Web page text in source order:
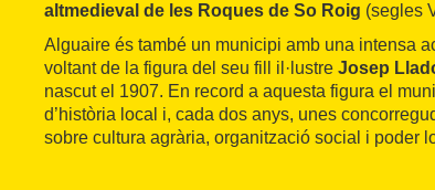
altmedieval de les Roques de So Roig (segles
Alguaire és també un municipi amb una intensa
voltant de la figura del seu fill il·lustre Josep
nascut el 1907. En record a aquesta figura el
d’història local i, cada dos anys, unes
sobre cultura agrària, organització social i poder